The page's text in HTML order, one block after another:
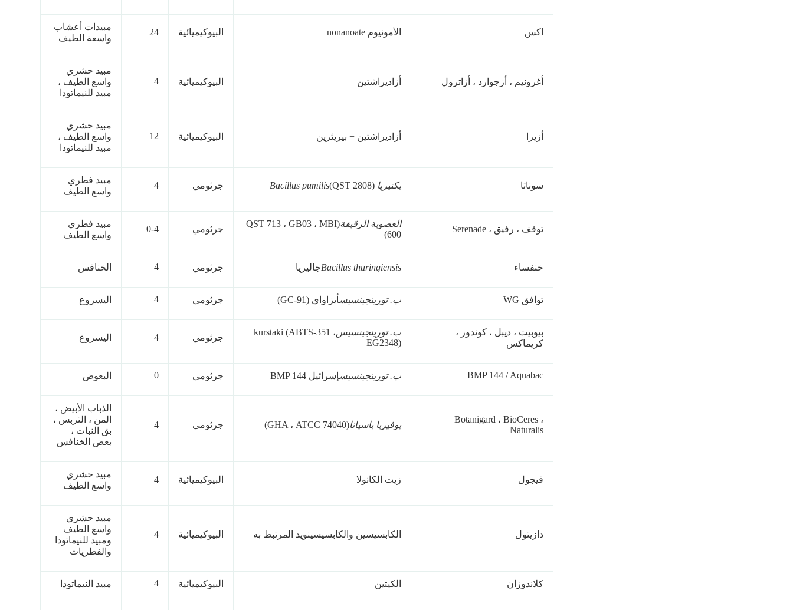
اكس الأمونيوم nonanoate البيوكيميائية 24
مبيدات أعشاب
واسعة الطيف
أغرونيم ، أزجوارد ، أزاترول أزاديراشتين البيوكيميائية 4
مبيد حشري
واسع الطيف ،
مبيد للنيماتودا
أزيرا أزاديراشتين + بيريثرين البيوكيميائية 12
مبيد حشري
واسع الطيف ،
مبيد للنيماتودا
سوناتا بكتيريا Bacillus pumilis (QST 2808) جرثومي 4
مبيد فطري
واسع الطيف
توقف ، رفيق ، Serenade
العصوية الرقيقة (QST 713 ، GB03 ، MBI
600)
جرثومي 0-4
مبيد فطري
واسع الطيف
خنفساء Bacillus thuringiensisجاليريا جرثومي 4 الخنافس
توافق WG ب. تورينجينسيسأيزاواي (GC-91) جرثومي 4 اليسروع
بيوبيت ، ديبل ، كوندور ،
كريماكس
ب. تورينجينسيسkurstaki (ABTS-351 ،
EG2348)
جرثومي 4 اليسروع
BMP 144 / Aquabac ب. تورينجينسيسإسرائيل BMP 144 جرثومي 0 البعوض
Botanigard ، BioCeres ،
Naturalis
بوفيريا باسيانا(GHA ، ATCC 74040) جرثومي 4
الذباب الأبيض ،
المن ، التربس ،
بق النبات ،
بعض الخنافس
فيجول زيت الكانولا البيوكيميائية 4
مبيد حشري
واسع الطيف
دازيتول الكابسيسين والكابسيسينويد المرتبط به البيوكيميائية 4
مبيد حشري
واسع الطيف
ومبيد للنيماتودا
والفطريات
كلاندوزان الكيتين البيوكيميائية 4 مبيد النيماتودا